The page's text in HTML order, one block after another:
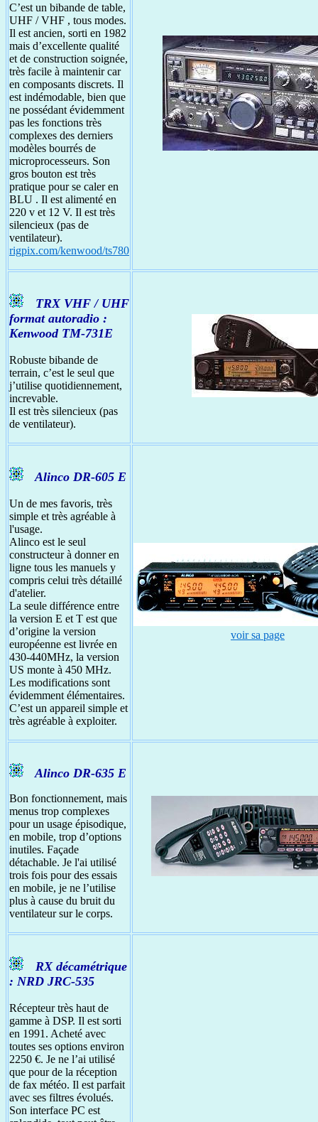
C’est un bibande de table,
UHF / VHF , tous modes.
Il est ancien, sorti en 1982
mais d’excellente qualité
et de construction soignée,
très facile à maintenir car
en composants discrets. Il
est indémodable, bien que
ne possédant évidemment
pas les fonctions très
complexes des derniers
modèles bourrés de
microprocesseurs. Son
gros bouton est très
pratique pour se caler en
BLU . Il est alimenté en
220 v et 12 V. Il est très
silencieux (pas de
ventilateur).
rigpix.com/kenwood/ts780
TRX VHF / UHF
format autoradio :
Kenwood TM-731E
Robuste bibande de
terrain, c’est le seul que
j’utilise quotidiennement,
increvable.
Il est très silencieux (pas
de ventilateur).
Alinco DR-605 E
Un de mes favoris, très
simple et très agréable à
l'usage.
Alinco est le seul
constructeur à donner en
ligne tous les manuels y
compris celui très détaillé
d'atelier.
La seule différence entre
la version E et T est que
d’origine la version
européenne est livrée en
430-440MHz, la version
US monte à 450 MHz.
Les modifications sont
évidemment élémentaires.
C’est un appareil simple et
très agréable à exploiter.
voir sa page
Alinco DR-635 E
Bon fonctionnement, mais
menus trop complexes
pour un usage épisodique,
en mobile, trop d’options
inutiles. Façade
détachable. Je l'ai utilisé
trois fois pour des essais
en mobile, je ne l’utilise
plus à cause du bruit du
ventilateur sur le corps.
RX décamétrique
: NRD JRC-535
Récepteur très haut de
gamme à DSP. Il est sorti
en 1991. Acheté avec
toutes ses options environ
2250 €. Je ne l’ai utilisé
que pour de la réception
de fax météo. Il est parfait
avec ses filtres évolués.
Son interface PC est